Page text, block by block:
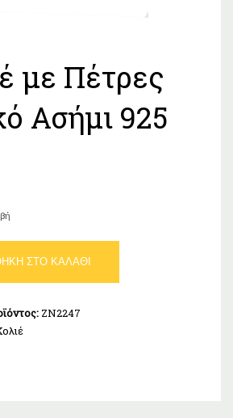
με Πέτρες
Ασήμι 925
ΣΤΟ ΚΑΛΆΘΙ
ZN2247